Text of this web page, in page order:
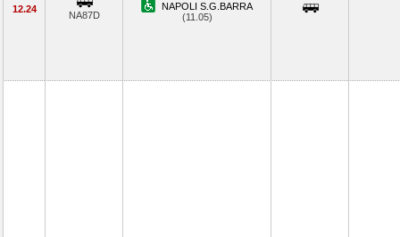
12.24
NA87D
NAPOLI S.G.BARRA
(11.05)